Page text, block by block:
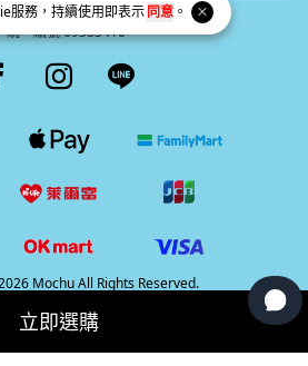
服務，持續使用即表示同意 。
立即選購
統一編號 69383410
Facebook page
Instagram page
Line page
Mochu All Rights Reserved.